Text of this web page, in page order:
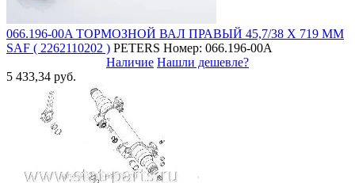
066.196-00A ТОРМОЗНОЙ ВАЛ ПРАВЫЙ 45,7/38 X 719 ММ
SAF ( 2262110202 ) PETERS Номер: 066.196-00A
Наличие Нашли дешевле?
5 433,34 руб.